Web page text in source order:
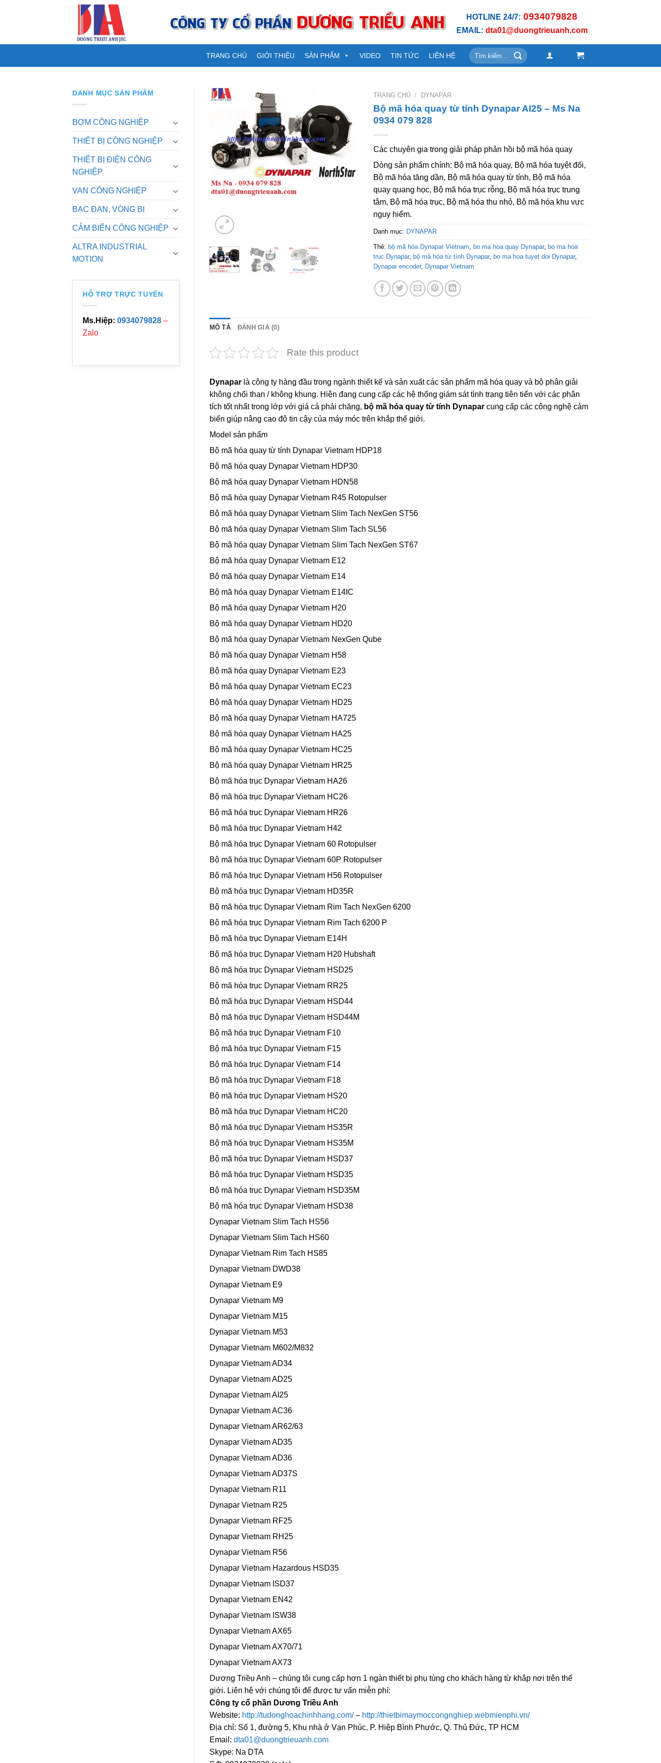
HOTLINE 24/7: 0934079828
EMAIL: dta01@duongtrieuanh.com
TRANG CHỦ GIỚI THIỆU SẢN PHẨM VIDEO TIN TỨC LIÊN HỆ
Tìm
kiếm:
DANH MỤC SẢN PHẨM
BƠM CÔNG NGHIỆP
THIẾT BỊ CÔNG NGHIỆP
THIẾT BỊ ĐIỆN CÔNG
NGHIỆP
VAN CÔNG NGHIỆP
BẠC ĐẠN, VÒNG BI
CẢM BIẾN CÔNG NGHIỆP
ALTRA INDUSTRIAL
MOTION
HỖ TRỢ TRỰC TUYẾN
Ms.Hiệp: 0934079828 –
Zalo
TRANG CHỦ / DYNAPAR
Bộ mã hóa quay từ tính Dynapar AI25 – Ms Na
0934 079 828
Các chuyên gia trong giải pháp phản hồi bộ mã hóa quay
Dòng sản phẩm chính: Bộ mã hóa quay, Bộ mã hóa tuyệt đối,
Bộ mã hóa tăng dần, Bộ mã hóa quay từ tính, Bộ mã hóa
quay quang học, Bộ mã hóa trục rỗng, Bộ mã hóa trục trung
tâm, Bộ mã hóa trục, Bộ mã hóa thu nhỏ, Bộ mã hóa khu vực
nguy hiểm.
Danh mục: DYNAPAR
Thẻ: bộ mã hóa Dynapar Vietnam, bo ma hoa quay Dynapar, bo ma hoa
truc Dynapar, bộ mã hóa từ tính Dynapar, bo ma hoa tuyet doi Dynapar,
Dynapar encoder, Dynapar Vietnam
MÔ TẢ ĐÁNH GIÁ (0)
Rate this product
Dynaparlà công ty hàng đầu trong ngành thiết kế và sản xuất các sản phẩm mã hóa quay và bộ phân giải
không chổi than / không khung. Hiện đang cung cấp các hệ thống giám sát tình trạng tiên tiến với các phân
tích tốt nhất trong lớp với giá cả phải chăng, bộ mã hóa quay từ tính Dynaparcung cấp các công nghệ cảm
biến giúp nâng cao độ tin cậy của máy móc trên khắp thế giới.
Model sản phẩm
Bộ mã hóa quay từ tính Dynapar Vietnam HDP18
Bộ mã hóa quay Dynapar Vietnam HDP30
Bộ mã hóa quay Dynapar Vietnam HDN58
Bộ mã hóa quay Dynapar Vietnam R45 Rotopulser
Bộ mã hóa quay Dynapar Vietnam Slim Tach NexGen ST56
Bộ mã hóa quay Dynapar Vietnam Slim Tach SL56
Bộ mã hóa quay Dynapar Vietnam Slim Tach NexGen ST67
Bộ mã hóa quay Dynapar Vietnam E12
Bộ mã hóa quay Dynapar Vietnam E14
Bộ mã hóa quay Dynapar Vietnam E14IC
Bộ mã hóa quay Dynapar Vietnam H20
Bộ mã hóa quay Dynapar Vietnam HD20
Bộ mã hóa quay Dynapar Vietnam NexGen Qube
Bộ mã hóa quay Dynapar Vietnam H58
Bộ mã hóa quay Dynapar Vietnam E23
Bộ mã hóa quay Dynapar Vietnam EC23
Bộ mã hóa quay Dynapar Vietnam HD25
Bộ mã hóa quay Dynapar Vietnam HA725
Bộ mã hóa quay Dynapar Vietnam HA25
Bộ mã hóa quay Dynapar Vietnam HC25
Bộ mã hóa quay Dynapar Vietnam HR25
Bộ mã hóa trục Dynapar Vietnam HA26
Bộ mã hóa trục Dynapar Vietnam HC26
Bộ mã hóa trục Dynapar Vietnam HR26
Bộ mã hóa trục Dynapar Vietnam H42
Bộ mã hóa trục Dynapar Vietnam 60 Rotopulser
Bộ mã hóa trục Dynapar Vietnam 60P Rotopulser
Bộ mã hóa trục Dynapar Vietnam H56 Rotopulser
Bộ mã hóa trục Dynapar Vietnam HD35R
Bộ mã hóa trục Dynapar Vietnam Rim Tach NexGen 6200
Bộ mã hóa trục Dynapar Vietnam Rim Tach 6200 P
Bộ mã hóa trục Dynapar Vietnam E14H
Bộ mã hóa trục Dynapar Vietnam H20 Hubshaft
Bộ mã hóa trục Dynapar Vietnam HSD25
Bộ mã hóa trục Dynapar Vietnam RR25
Bộ mã hóa trục Dynapar Vietnam HSD44
Bộ mã hóa trục Dynapar Vietnam HSD44M
Bộ mã hóa trục Dynapar Vietnam F10
Bộ mã hóa trục Dynapar Vietnam F15
Bộ mã hóa trục Dynapar Vietnam F14
Bộ mã hóa trục Dynapar Vietnam F18
Bộ mã hóa trục Dynapar Vietnam HS20
Bộ mã hóa trục Dynapar Vietnam HC20
Bộ mã hóa trục Dynapar Vietnam HS35R
Bộ mã hóa trục Dynapar Vietnam HS35M
Bộ mã hóa trục Dynapar Vietnam HSD37
Bộ mã hóa trục Dynapar Vietnam HSD35
Bộ mã hóa trục Dynapar Vietnam HSD35M
Bộ mã hóa trục Dynapar Vietnam HSD38
Dynapar Vietnam Slim Tach HS56
Dynapar Vietnam Slim Tach HS60
Dynapar Vietnam Rim Tach HS85
Dynapar Vietnam DWD38
Dynapar Vietnam E9
Dynapar Vietnam M9
Dynapar Vietnam M15
Dynapar Vietnam M53
Dynapar Vietnam M602/M832
Dynapar Vietnam AD34
Dynapar Vietnam AD25
Dynapar Vietnam AI25
Dynapar Vietnam AC36
Dynapar Vietnam AR62/63
Dynapar Vietnam AD35
Dynapar Vietnam AD36
Dynapar Vietnam AD37S
Dynapar Vietnam R11
Dynapar Vietnam R25
Dynapar Vietnam RF25
Dynapar Vietnam RH25
Dynapar Vietnam R56
Dynapar Vietnam Hazardous HSD35
Dynapar Vietnam ISD37
Dynapar Vietnam EN42
Dynapar Vietnam ISW38
Dynapar Vietnam AX65
Dynapar Vietnam AX70/71
Dynapar Vietnam AX73
Dương Triều Anh – chúng tôi cung cấp hơn 1 ngàn thiết bị phụ tùng cho khách hàng từ khắp nơi trên thế
giới. Liên hệ với chúng tôi để được tư vấn miễn phí:
Công ty cổ phần Dương Triều Anh
Website: http://tudonghoachinhhang.com/– http://thietbimaymoccongnghiep.webmienphi.vn/
Địa chỉ: Số 1, đường 5, Khu nhà ở Vạn Phúc, P. Hiệp Bình Phước, Q. Thủ Đức, TP HCM
Email: dta01@duongtrieuanh.com
Skype: Na DTA